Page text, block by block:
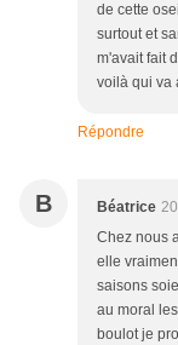
de cette
surtout et
m'avait fait
voilà qui va
Répondre
B Béatrice
Chez nous
elle
saisons
au moral
boulot je